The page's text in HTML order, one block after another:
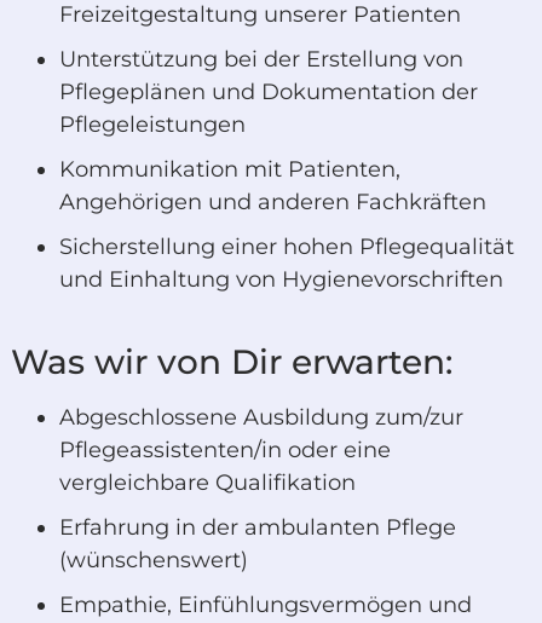
Freizeitgestaltung unserer Patienten
Unterstützung bei der Erstellung von
Pflegeplänen und Dokumentation der
Pflegeleistungen
Kommunikation mit Patienten,
Angehörigen und anderen Fachkräften
Sicherstellung einer hohen Pflegequalität
und Einhaltung von Hygienevorschriften
Was wir von Dir erwarten:
Abgeschlossene Ausbildung zum/zur
Pflegeassistenten/in oder eine
vergleichbare Qualifikation
Erfahrung in der ambulanten Pflege
(wünschenswert)
Empathie, Einfühlungsvermögen und